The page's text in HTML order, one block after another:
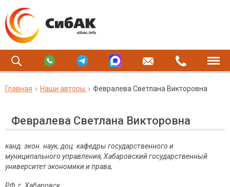
Главная Наши авторы Февралева Светлана Викторовна
Февралева Светлана Викторовна
канд. экон. наук, доц. кафедры государственного и
муниципального управления, Хабаровский государственный
университет экономики и права,